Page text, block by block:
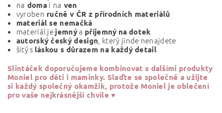
na domai na ven
vyroben ručně v ČR z přírodních materiálů
materiál se nemačká
materiál jejemnýa příjemný na dotek
autorský český design , který jinde nenajdete
šitý s láskou s důrazem na každý detail
Slintáčekdoporučujeme kombinovat s dalšími produkty
Moniel pro děti i maminky. Slaďte se společně a užijte
si každý společný okamžik, protože Moniel je oblečení
pro vaše nejkrásnější chvíle ♥